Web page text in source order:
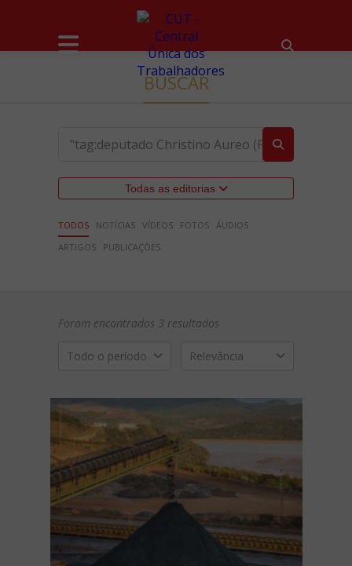
BUSCAR
Todas as editorias
TODOS NOTÍCIAS VÍDEOS FOTOS ÁUDIOS
ARTIGOS
PUBLICAÇÕES
Foram encontrados 3 resultados
Todo o período Relevância